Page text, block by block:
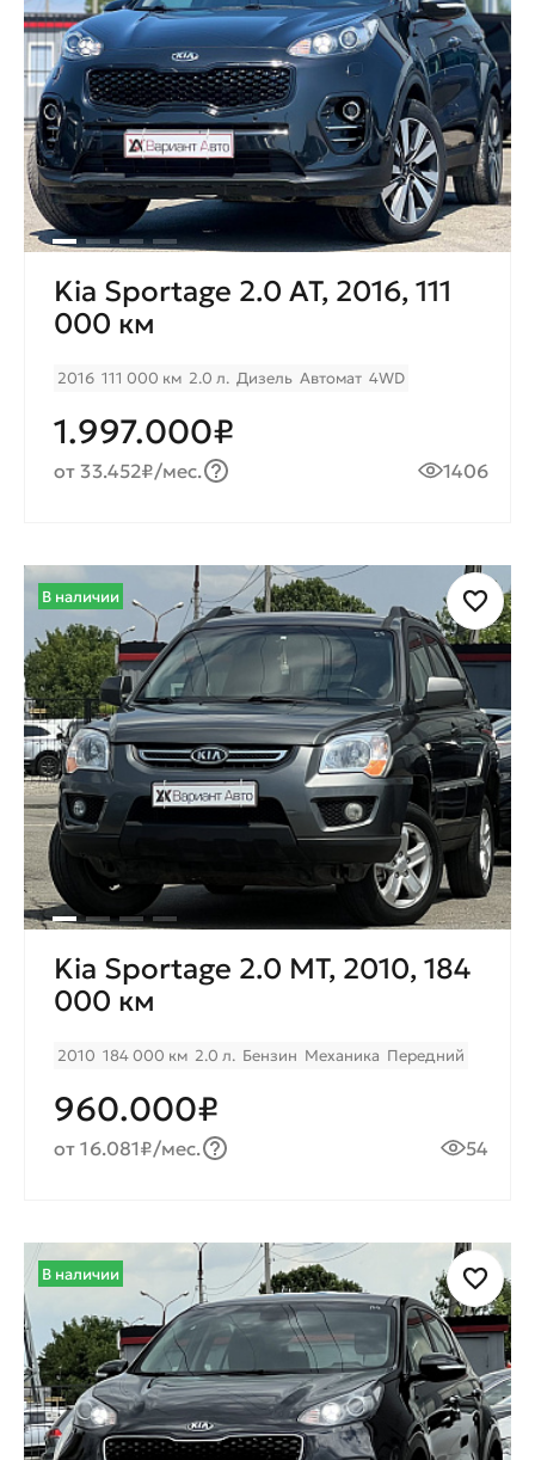
Kia Sportage 2.0 AT, 2016, 111
000 км
2016 111 000 км 2.0 л. Дизель Автомат 4WD
1.997.000₽
от 33.452₽/мес. 1406
В наличии
Kia Sportage 2.0 МТ, 2010, 184
000 км
2010 184 000 км 2.0 л. Бензин Механика Передний
960.000₽
от 16.081₽/мес. 54
В наличии